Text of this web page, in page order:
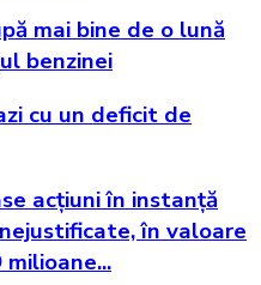
mai bine de o lună
benzinei
cu un deficit de
acțiuni în instanță
în valoare